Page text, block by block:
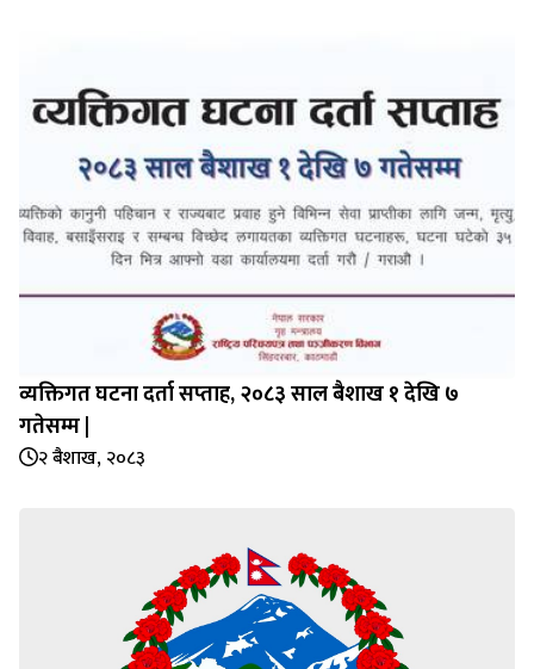
व्यक्तिगत घटना दर्ता सप्‍ताह, २०८३ साल बैशाख १ देखि ७
गतेसम्म |
२ बैशाख, २०८३